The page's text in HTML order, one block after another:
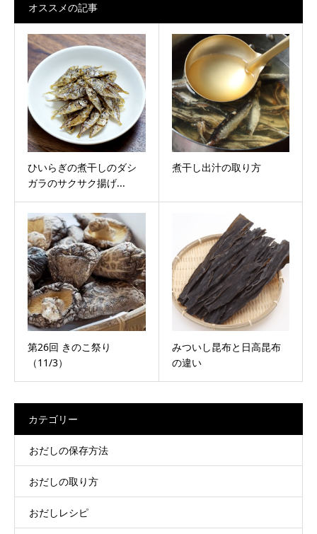
オススメの記事
ひいらぎの煮干しのダシ
ガラのサクサク揚げ...
煮干し出汁の取り方
第26回 きのこ祭り
（11/3）
みついし昆布と日高昆布
の違い
カテゴリー
おだしの保存方法
おだしの取り方
おだしレシピ